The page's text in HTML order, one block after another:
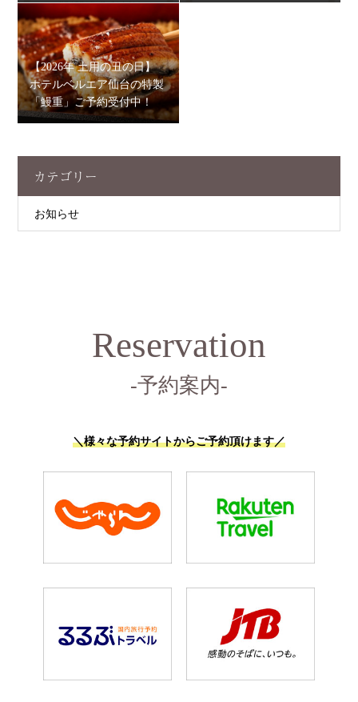
【2026年 土用の丑の日】
ホテルベルエア仙台の特製
「鰻重」ご予約受付中！
カテゴリー
お知らせ
Reservation
-予約案内-
＼様々な予約サイトからご予約頂けます／